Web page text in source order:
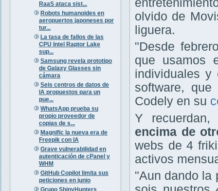
RaaS ataca sist...
Robots humanoides en
aeropuertos japoneses por
tur...
La tasa de fallos de las
CPU Intel Raptor Lake
sup...
Samsung revela prototipo
de Galaxy Glasses sin
cámara
Seis centros de datos de
IA propuestos para un
pue...
WhatsApp prueba su
propio proveedor de
copias de s...
Magnific la nueva era de
Freepik con IA
Grave vulnerabilidad en
autenticación de cPanel y
WHM
GitHub Copilot limita sus
peticiones en junio
Grupo ShinyHunters
olvido de
liguera.
"Desde
que usamos
individuales y
software,
Codely en su
Y
encima de
webs de 4
activos
"Aun dando la